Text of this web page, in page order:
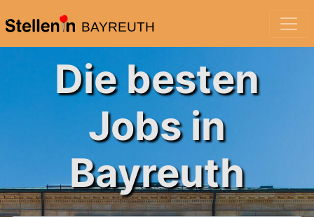
BAYREUTH
Die besten
Jobs in
Bayreuth